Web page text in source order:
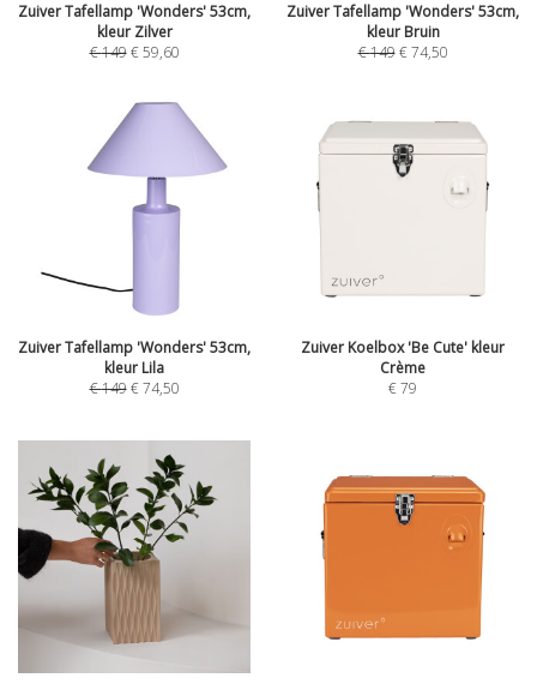
Zuiver Tafellamp 'Wonders' 53cm,
kleur Zilver
€149 €59,60
Zuiver Tafellamp 'Wonders' 53cm,
kleur Bruin
€149 €74,50
Zuiver Tafellamp 'Wonders' 53cm,
kleur Lila
€149 €74,50
Zuiver Koelbox 'Be Cute' kleur
Crème
€79